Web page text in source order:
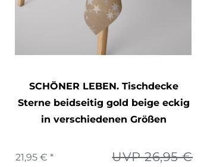
SCHÖNER LEBEN. Tischdecke
Sterne beidseitig gold beige eckig
in verschiedenen Größen
UVP 26,95 €
21,95 € *